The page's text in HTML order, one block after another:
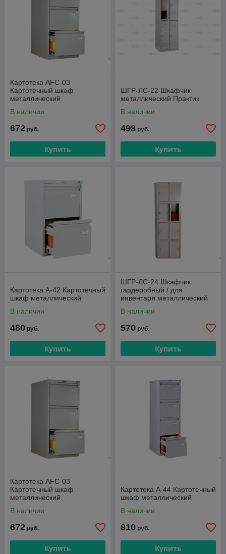
Картотека AFC-03
Картотечный шкаф
металлический
В наличии
672 руб.
Купить
ШГР-ЛС-22 Шкафчик
металлический Практик
В наличии
498 руб.
Купить
Картотека A-42 Картотечный
шкаф металлический
В наличии
480 руб.
Купить
ШГР-ЛС-24 Шкафчик
гардеробный / для
инвентаря металлический
В наличии
570 руб.
Купить
Картотека AFC-03
Картотечный шкаф
металлический
В наличии
672 руб.
Купить
Картотека A-44 Картотечный
шкаф металлический
В наличии
810 руб.
Купить